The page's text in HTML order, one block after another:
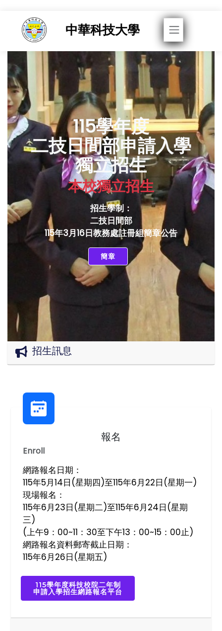
中華科技大學 Toggle
115學年度
二技日間部申請入學
獨立招生
本校獨立招生
招生學制：
二技日間部
115年3月16日教務處註冊組簡章公告
簡章
招生訊息
報名
Enroll
網路報名日期：
115年5月14日(星期四)至115年6月22日(星期一)
現場報名：
115年6月23日(星期二)至115年6月24日(星期
三)
(上午9：00~11：30至下午13：00~15：00止)
網路報名資料郵寄截止日期：
115年6月26日(星期五)
115學年度科技校院二年制
申請入學招生網路報名平台